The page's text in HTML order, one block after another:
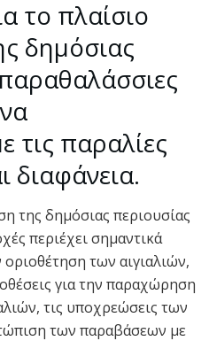
το πλαίσιο
δημόσιας
τις παραλίες
διαφάνεια.
της δημόσιας περιουσίας
περιέχει σημαντικά
των αιγιαλιών,
για την παραχώρηση
τις υποχρεώσεις των
των παραβάσεων με